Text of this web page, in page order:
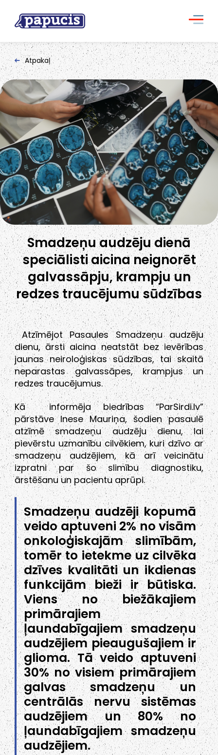
Atpakaļ
Smadzeņu audzēju dienā
speciālisti aicina neignorēt
galvassāpju, krampju un
redzes traucējumu sūdzības
Atzīmējot Pasaules Smadzeņu audzēju
dienu, ārsti aicina neatstāt bez ievērības
jaunas neiroloģiskas sūdzības, tai skaitā
neparastas galvassāpes, krampjus un
redzes traucējumus.
Kā informēja biedrības “ParSirdi.lv”
pārstāve Inese Mauriņa, šodien pasaulē
atzīmē smadzeņu audzēju dienu, lai
pievērstu uzmanību cilvēkiem, kuri dzīvo ar
smadzeņu audzējiem, kā arī veicinātu
izpratni par šo slimību diagnostiku,
ārstēšanu un pacientu aprūpi.
Smadzeņu audzēji kopumā
veido aptuveni 2% no visām
onkoloģiskajām slimībām,
tomēr to ietekme uz cilvēka
dzīves kvalitāti un ikdienas
funkcijām bieži ir būtiska.
Viens no biežākajiem
primārajiem
ļaundabīgajiem smadzeņu
audzējiem pieaugušajiem ir
glioma. Tā veido aptuveni
30% no visiem primārajiem
galvas smadzeņu un
centrālās nervu sistēmas
audzējiem un 80% no
ļaundabīgajiem smadzeņu
audzējiem.